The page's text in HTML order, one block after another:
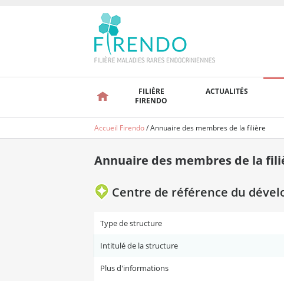
FILIÈRE
FIRENDO
ACTUALITÉS
Accueil Firendo/Annuaire des membres de la filière
Annuaire des membres de la
Centre de référence du
Type de structure
Intitulé de la structure
Plus d'informations